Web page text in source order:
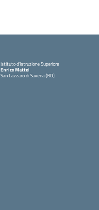
Istituto d'Istruzione Superiore
Enrico Mattei
San Lazzaro di Savena (BO)